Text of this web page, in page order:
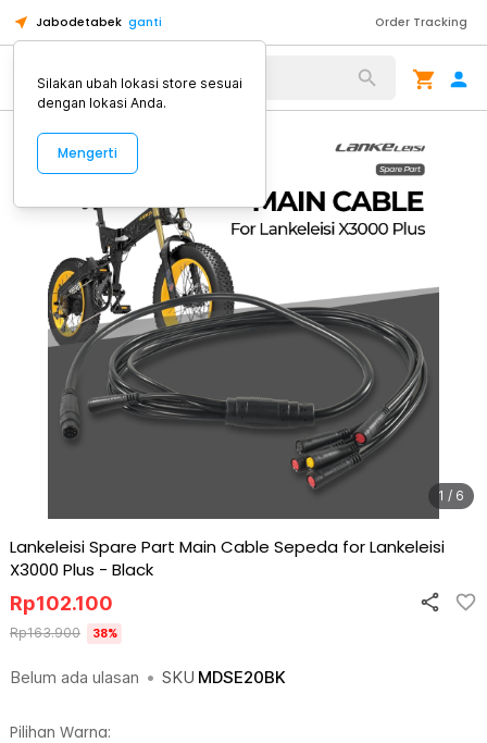
Jabodetabek ganti Order Tracking
Alat Kopi
1 / 6
Lankeleisi Spare Part Main Cable Sepeda for Lankeleisi
X3000 Plus - Black
Belum ada ulasan • SKU MDSE20BK
Rp102.100
Rp163.900 38%
Pilihan Warna:
Silakan ubah lokasi store sesuai
dengan lokasi Anda.
Mengerti